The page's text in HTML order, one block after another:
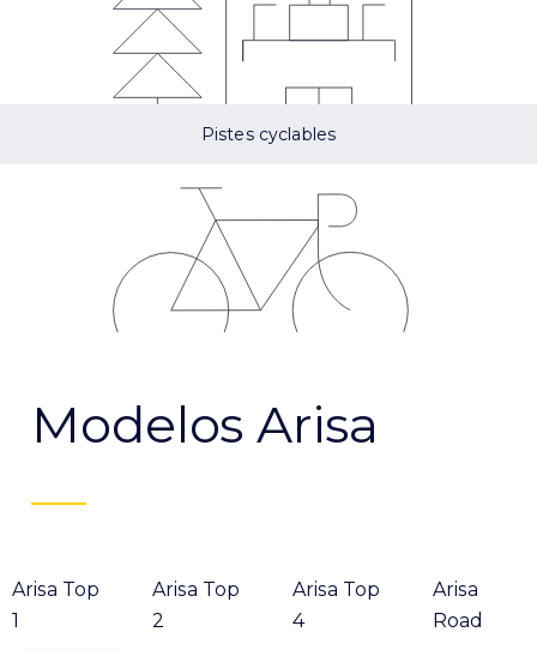
Pistes cyclables
Modelos Arisa
Arisa Top
1
Arisa Top
2
Arisa Top
4
Arisa
Road